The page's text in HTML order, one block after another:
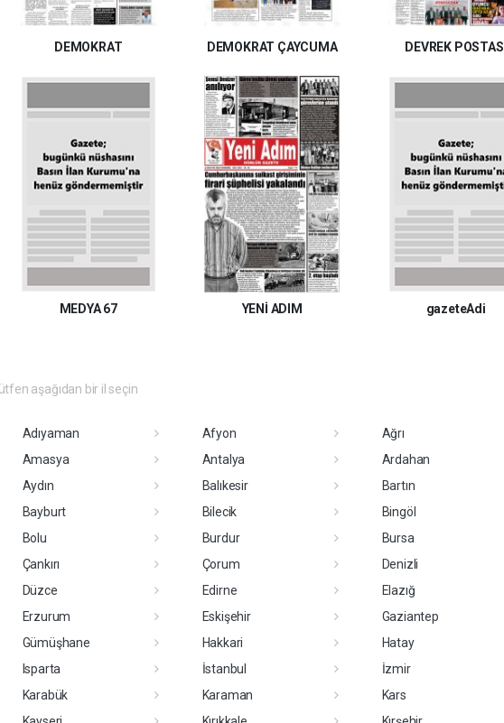
DEMOKRAT DEMOKRAT ÇAYCUMA DEVREK POSTASI
MEDYA 67 YENİ ADIM gazeteAdi
aşağıdan bir il seçin
Adıyaman Afyon
Ağrı
Amasya Antalya
Ardahan
Aydın Balıkesir
Bartın
Bayburt Bilecik
Bingöl
Bolu Burdur
Bursa
Çankırı Çorum
Denizli
Düzce Edirne
Elazığ
Erzurum Eskişehir
Gaziantep
Gümüşhane Hakkari
Hatay
Isparta İstanbul
İzmir
Karabük Karaman
Kars